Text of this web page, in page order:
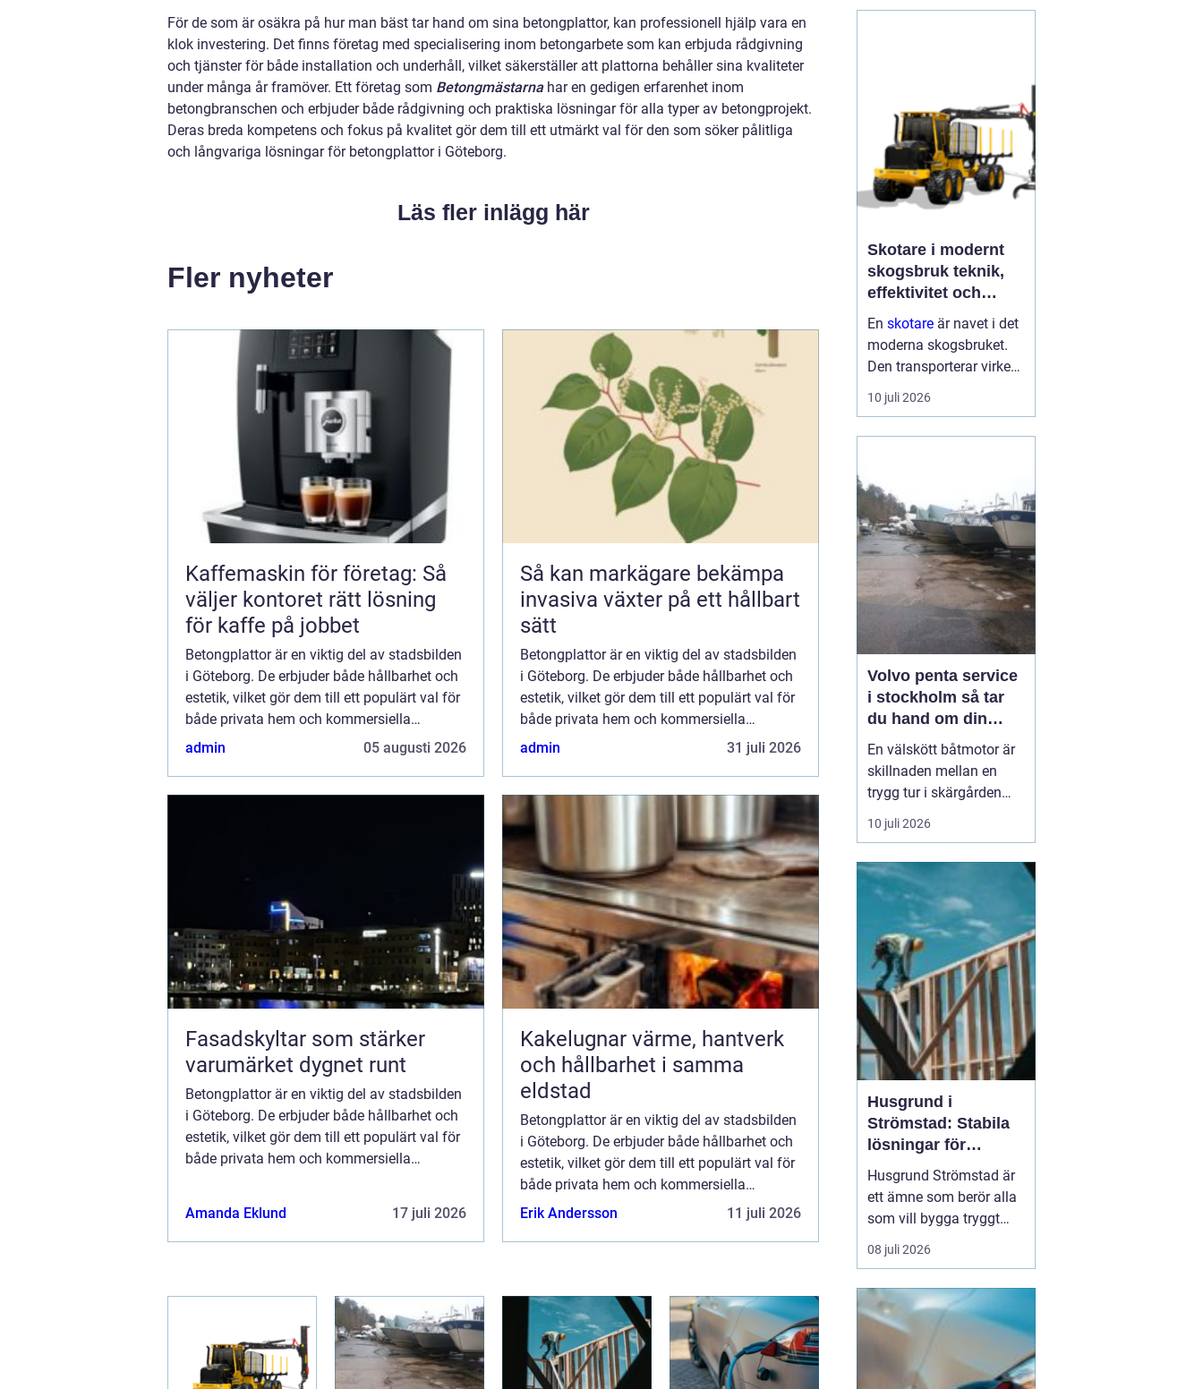
För de som är osäkra på hur man bäst tar hand om sina betongplattor, kan professionell hjälp vara en
klok investering. Det finns företag med specialisering inom betongarbete som kan erbjuda rådgivning
och tjänster för både installation och underhåll, vilket säkerställer att plattorna behåller sina kvaliteter
under många år framöver. Ett företag som Betongmästarna har en gedigen erfarenhet inom
betongbranschen och erbjuder både rådgivning och praktiska lösningar för alla typer av betongprojekt.
Deras breda kompetens och fokus på kvalitet gör dem till ett utmärkt val för den som söker pålitliga
och långvariga lösningar för betongplattor i Göteborg.
Läs fler inlägg här
Fler nyheter
Kaffemaskin för företag: Så
väljer kontoret rätt lösning
för kaffe på jobbet
Betongplattor är en viktig del av stadsbilden
i Göteborg. De erbjuder både hållbarhet och
estetik, vilket gör dem till ett populärt val för
både privata hem och kommersiella
fastigheter. Men vad gör bet...
admin 05 augusti 2026
Så kan markägare bekämpa
invasiva växter på ett hållbart
sätt
Betongplattor är en viktig del av stadsbilden
i Göteborg. De erbjuder både hållbarhet och
estetik, vilket gör dem till ett populärt val för
både privata hem och kommersiella
fastigheter. Men vad gör bet...
admin 31 juli 2026
Fasadskyltar som stärker
varumärket dygnet runt
Betongplattor är en viktig del av stadsbilden
i Göteborg. De erbjuder både hållbarhet och
estetik, vilket gör dem till ett populärt val för
både privata hem och kommersiella
Amanda Eklund
17 juli 2026
Kakelugnar värme, hantverk
och hållbarhet i samma
eldstad
Betongplattor är en viktig del av stadsbilden
i Göteborg. De erbjuder både hållbarhet och
estetik, vilket gör dem till ett populärt val för
både privata hem och kommersiella
fastigheter. Men vad gör bet...
Erik Andersson 11 juli 2026
energikostnader. I en tid
där många söker...
Skotare i modernt
skogsbruk teknik,
effektivitet och
hållbarhet
En skotare är navet i det
moderna skogsbruket.
Den transporterar virke
från avverkningsplatsen
till bilväg eller
förhållanden. Rä...
10 juli 2026
Volvo penta service
i stockholm så tar
du hand om din
båtmotor på rätt sätt
En välskött båtmotor är
skillnaden mellan en
trygg tur i skärgården
och en sommar fylld av
ofrivilliga stopp. Många
Stockholmsområdet
använder Volvo Penta,
just eftersom motorerna
är driftsäkra och
anpassade för nordiska
förhållanden. Men ...
10 juli 2026
Husgrund i
Strömstad: Stabila
lösningar för
boende vid kusten
Husgrund Strömstad är
ett ämne som berör alla
som vill bygga tryggt
och långsiktigt nära
havet. Närheten till
och bergig terräng ställer
höga krav på både p...
08 juli 2026